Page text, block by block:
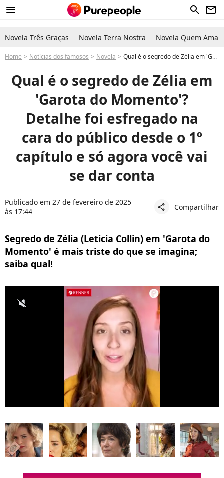
menu search newsletter
Novela Três Graças Novela Terra Nostra Novela Quem Ama
Home Notícias dos famosos Novela Qual é o segredo de Zélia em 'Garota do Momento'? Morte do marido e do filho durante a gravidez foi tragédia provocada por cruel vilã; aos detalhes
Qual é o segredo de Zélia em
'Garota do Momento'?
Detalhe foi esfregado na
cara do público desde o 1º
capítulo e só agora você vai
se dar conta
Publicado em 27 de fevereiro de 2025
às 17:44
share Compartilhar
Segredo de Zélia (Leticia Collin) em 'Garota do
Momento' é mais triste do que se imagina;
saiba qual!